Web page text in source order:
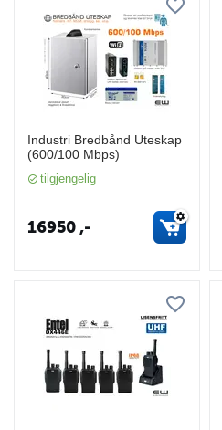
Industri Bredbånd Uteskap
(600/100 Mbps)
tilgjengelig
16950,-